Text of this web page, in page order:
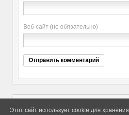
Веб-сайт (не обязательно)
Этот сайт использует cookie для хранения